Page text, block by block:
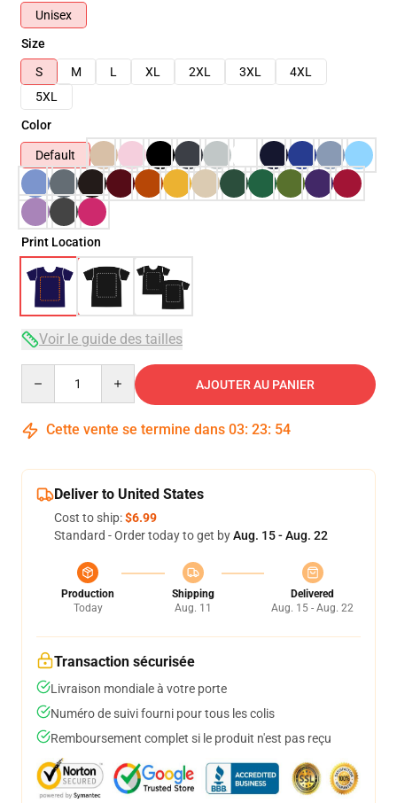
Unisex
Size
S
M L XL 2XL 3XL
4XL
5XL
Color
Default
Print Location
Voir le guide des tailles
AJOUTER AU PANIER
Cette vente se termine dans 03: 23: 53
Deliver to United States
Cost to ship:$6.99
Standard - Order today to get byAug. 15 - Aug. 22
Production
Today
Shipping
Aug. 11
Delivered
Aug. 15 - Aug. 22
Transaction sécurisée
Livraison mondiale à votre porte
Numéro de suivi fourni pour tous les colis
Remboursement complet si le produit n'est pas reçu